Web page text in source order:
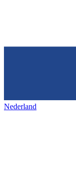
Nederland